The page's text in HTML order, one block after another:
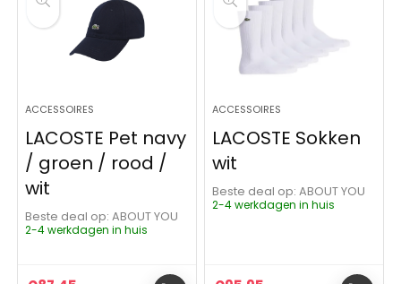
ACCESSOIRES
LACOSTE Pet navy
/ groen / rood /
wit
Beste deal op:
ABOUT YOU
2-4 werkdagen in huis
ACCESSOIRES
LACOSTE Sokken
wit
Beste deal op:
ABOUT YOU
2-4 werkdagen in huis